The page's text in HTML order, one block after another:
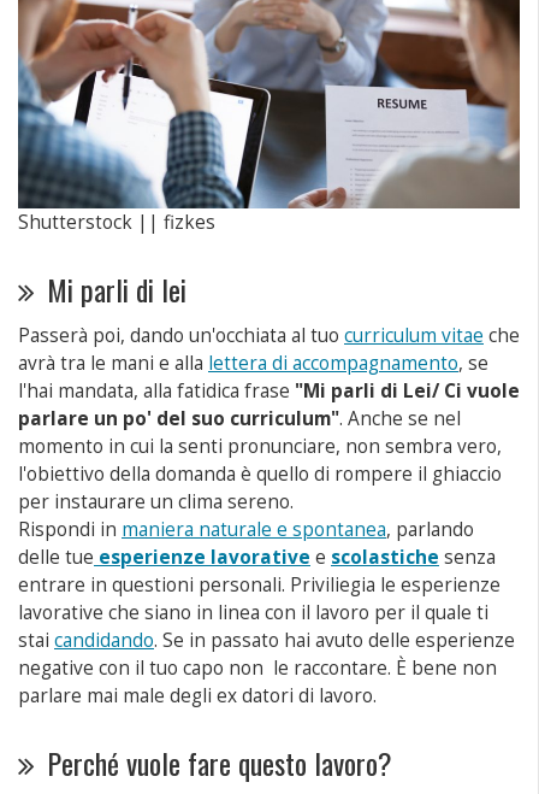
Shutterstock || fizkes
Mi parli di lei
Passerà poi, dando un'occhiata al tuo curriculum vitae che
avrà tra le mani e alla lettera di accompagnamento, se
l'hai mandata, alla fatidica frase "Mi parli di Lei/ Ci vuole
parlare un po' del suo curriculum". Anche se nel
momento in cui la senti pronunciare, non sembra vero,
l'obiettivo della domanda è quello di rompere il ghiaccio
per instaurare un clima sereno.
Rispondi in maniera naturale e spontanea, parlando
delle tue esperienze lavorative e scolastiche senza
entrare in questioni personali. Priviliegia le esperienze
lavorative che siano in linea con il lavoro per il quale ti
stai candidando. Se in passato hai avuto delle esperienze
negative con il tuo capo non le raccontare. È bene non
parlare mai male degli ex datori di lavoro.
Perché vuole fare questo lavoro?